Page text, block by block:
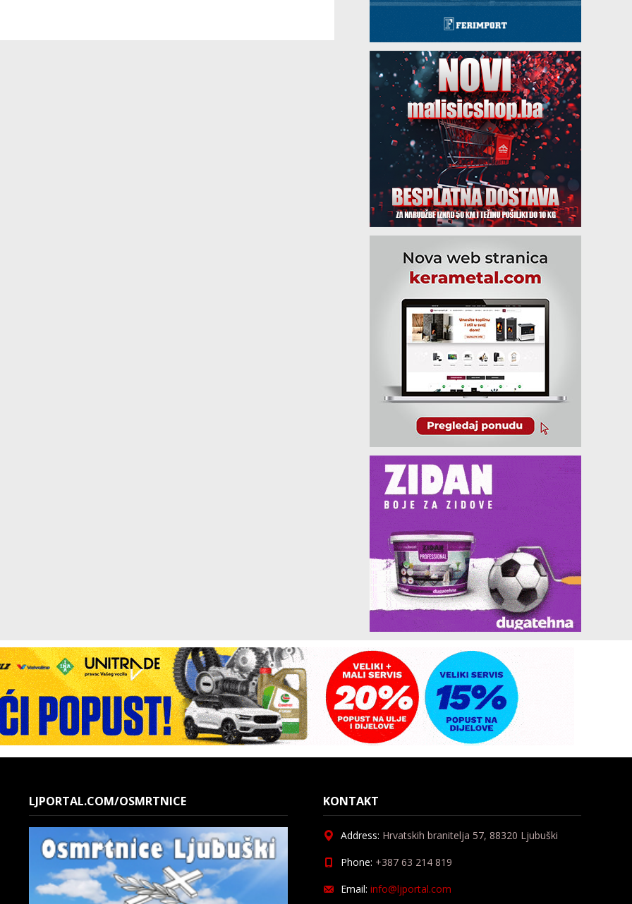
LJPORTAL.COM/OSMRTNICE KONTAKT
Address: Hrvatskih branitelja 57, 88320 Ljubuški
Phone: +387 63 214 819
Email: info@ljportal.com